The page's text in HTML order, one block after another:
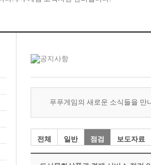
푸푸게임의 새로운 소식들을 만
전체 일반 점검 보도자료